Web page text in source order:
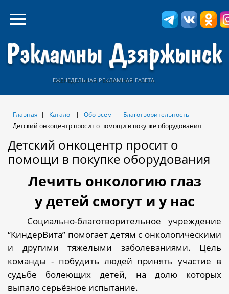
еженедельная рекламная газета
Главная Каталог Обо всем
Благотворительность
Детский онкоцентр просит о помощи в покупке оборудования
Детский онкоцентр просит о
помощи в покупке оборудования
Лечить онкологию глаз
у детей смогут и у нас
Социально-благотворительное учреждение
“КиндерВита” помогает детям с онкологическими
и другими тяжелыми заболеваниями. Цель
команды - побудить людей принять участие в
судьбе болеющих детей, на долю которых
выпало серьёзное испытание.